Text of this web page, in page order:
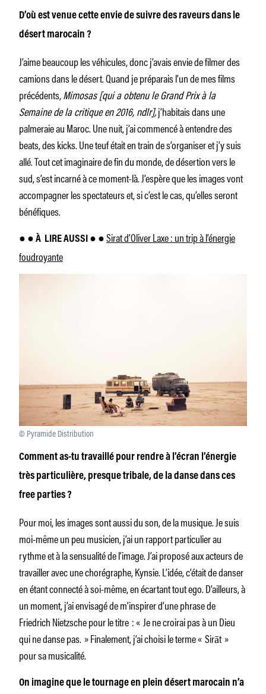
D’où est venue cette envie de suivre des raveurs dans le
désert marocain ?
J’aime beaucoup les véhicules, donc j’avais envie de filmer des
camions dans le désert. Quand je préparais l’un de mes films
précédents,Mimosas [qui a obtenu le Grand Prix à la
Semaine de la critique en 2016, ndlr],j’habitais dans une
palmeraie au Maroc. Une nuit, j’ai commencé à entendre des
beats, des kicks. Une teuf était en train de s’organiser et j’y suis
allé. Tout cet imaginaire de fin du monde, de désertion vers le
sud, s’est incarné à ce moment-là. J’espère que les images vont
accompagner les spectateurs et, si c’est le cas, qu’elles seront
bénéfiques.
● ● À LIRE AUSSI ● ● Sirat d’Oliver Laxe : un trip à l’énergie
foudroyante
© Pyramide Distribution
Comment as-tu travaillé pour rendre à l’écran l’énergie
très particulière, presque tribale, de la danse dans ces
free parties ?
Pour moi, les images sont aussi du son, de la musique. Je suis
moi-même un peu musicien, j’ai un rapport particulier au
rythme et à la sensualité de l’image. J’ai proposé aux acteurs de
travailler avec une chorégraphe, Kynsie. L’idée, c’était de danser
en étant connecté à soi-même, en écartant tout ego. D’ailleurs, à
un moment, j’ai envisagé de m’inspirer d’une phrase de
Friedrich Nietzsche pour le titre : « Je ne croirai pas à un Dieu
qui ne danse pas. » Finalement, j’ai choisi le terme « Sirāt »
pour sa musicalité.
On imagine que le tournage en plein désert marocain n’a